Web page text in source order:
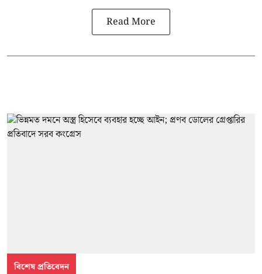
Read More
বিশেষ প্রতিবেদন